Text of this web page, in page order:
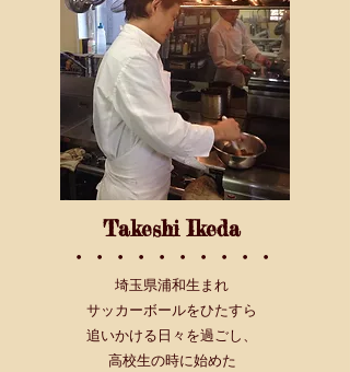
Takeshi Ikeda
・・・・・・・・・・
埼玉県浦和生まれ
サッカーボールをひたすら
追いかける日々を過ごし、
高校生の時に始めた